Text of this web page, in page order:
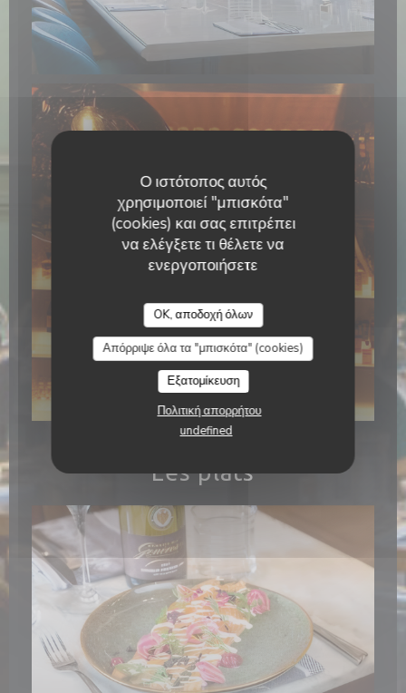
Ο ιστότοπος αυτός
χρησιμοποιεί "μπισκότα"
(cookies) και σας επιτρέπει
να ελέγξετε τι θέλετε να
ενεργοποιήσετε
OK, αποδοχή όλων
Απόρριψε όλα τα "μπισκότα" (cookies)
Εξατομίκευση
Πολιτική απορρήτου
undefined
Les plats